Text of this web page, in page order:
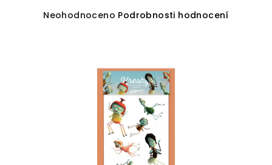
Průměrné
Neohodnoceno Podrobnosti hodnocení